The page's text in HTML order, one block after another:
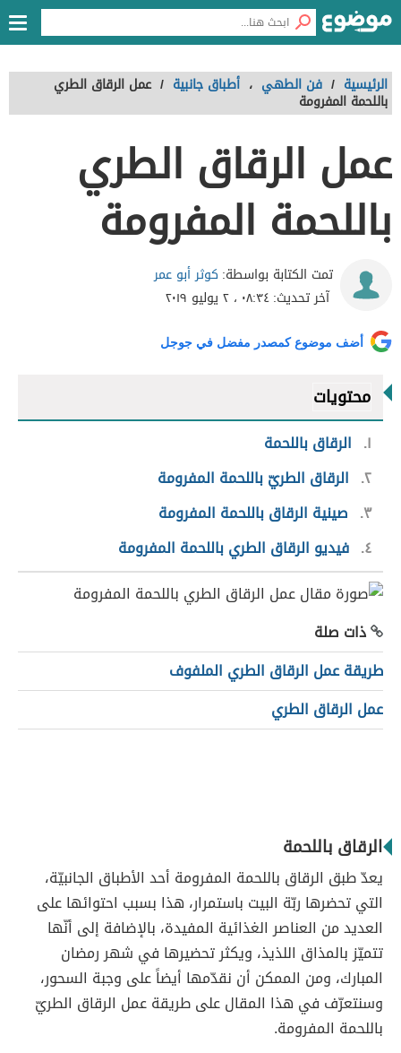
الرئيسية / فن الطهي ، أطباق جانبية / عمل الرقاق الطري
باللحمة المفرومة
عمل الرقاق الطري
باللحمة المفرومة
تمت الكتابة بواسطة: كوثر أبو عمر
آخر تحديث:٠٨:٣٤ ، ٢ يوليو ٢٠١٩
أضف موضوع كمصدر مفضل في جوجل
محتويات
١
الرقاق باللحمة
٢ الرقاق الطريّ باللحمة المفرومة
٣
صينية الرقاق باللحمة المفرومة
٤ فيديو الرقاق الطري باللحمة المفرومة
ذات صلة
طريقة عمل الرقاق الطري الملفوف
عمل الرقاق الطري
الرقاق باللحمة
يعدّ طبق الرقاق باللحمة المفرومة أحد الأطباق الجانبيّة،
التي تحضرها ربّة البيت باستمرار، هذا بسبب احتوائها على
العديد من العناصر الغذائية المفيدة، بالإضافة إلى أنّها
تتميّز بالمذاق اللذيذ، ويكثر تحضيرها في شهر رمضان
المبارك، ومن الممكن أن نقدّمها أيضاً على وجبة السحور،
وسنتعرّف في هذا المقال على طريقة عمل الرقاق الطريّ
باللحمة المفرومة.